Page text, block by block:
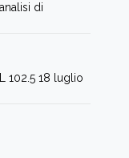
di
102.5 18 luglio